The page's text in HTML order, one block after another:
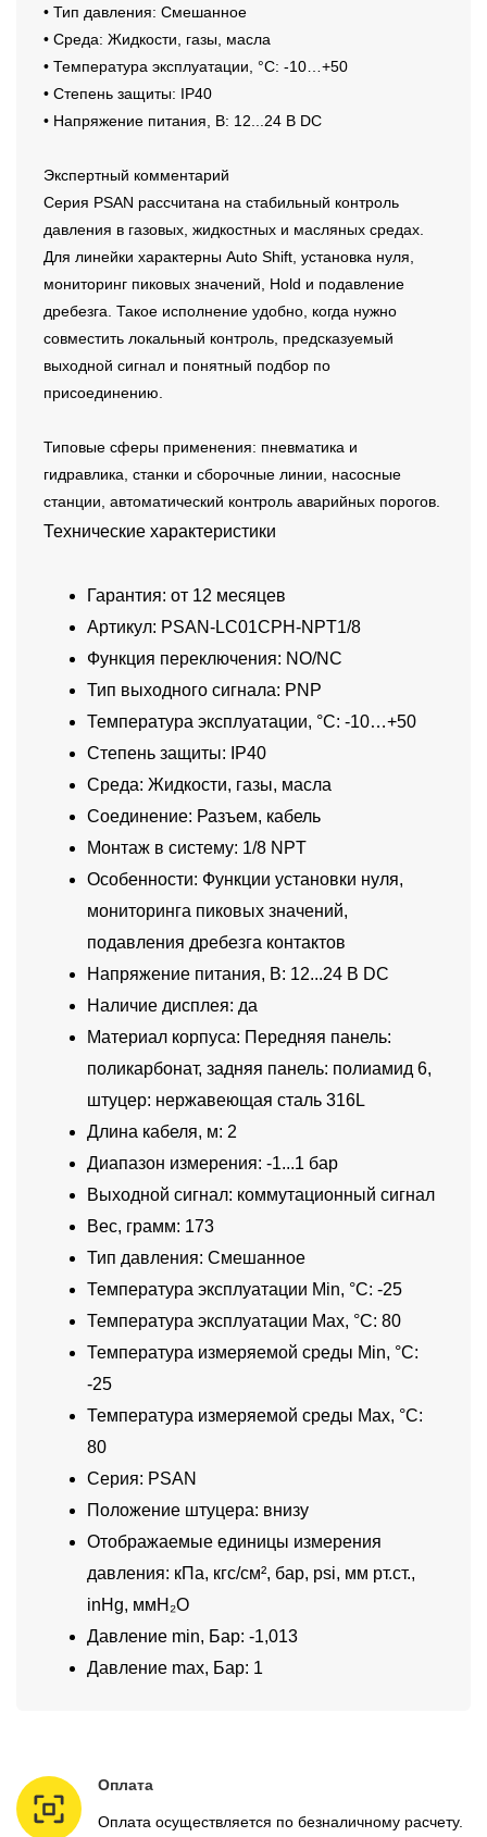
• Тип давления: Смешанное
• Среда: Жидкости, газы, масла
• Температура эксплуатации, °C: -10…+50
• Степень защиты: IP40
• Напряжение питания, В: 12...24 В DC
Экспертный комментарий
Серия PSAN рассчитана на стабильный контроль
давления в газовых, жидкостных и масляных средах.
Для линейки характерны Auto Shift, установка нуля,
мониторинг пиковых значений, Hold и подавление
дребезга. Такое исполнение удобно, когда нужно
совместить локальный контроль, предсказуемый
выходной сигнал и понятный подбор по
присоединению.
Типовые сферы применения: пневматика и
гидравлика, станки и сборочные линии, насосные
станции, автоматический контроль аварийных порогов.
Технические характеристики
Гарантия: от 12 месяцев
Артикул: PSAN-LC01CPH-NPT1/8
Функция переключения: NO/NC
Тип выходного сигнала: PNP
Температура эксплуатации, °C: -10…+50
Степень защиты: IP40
Среда: Жидкости, газы, масла
Соединение: Разъем, кабель
Монтаж в систему: 1/8 NPT
Особенности: Функции установки нуля,
мониторинга пиковых значений,
подавления дребезга контактов
Напряжение питания, В: 12...24 В DC
Наличие дисплея: да
Материал корпуса: Передняя панель:
поликарбонат, задняя панель: полиамид 6,
штуцер: нержавеющая сталь 316L
Длина кабеля, м: 2
Диапазон измерения: -1...1 бар
Выходной сигнал: коммутационный сигнал
Вес, грамм: 173
Тип давления: Смешанное
Температура эксплуатации Min, °C: -25
Температура эксплуатации Max, °C: 80
Температура измеряемой среды Min, °C:
-25
Температура измеряемой среды Max, °C:
80
Серия: PSAN
Положение штуцера: внизу
Отображаемые единицы измерения
давления: кПа, кгс/см², бар, psi, мм рт.ст.,
inHg, ммH₂O
Давление min, Бар: -1,013
Давление max, Бар: 1
Оплата
Оплата осуществляется по безналичному расчету.